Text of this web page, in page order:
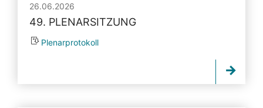
26.06.2026
49. PLENARSITZUNG
Plenarprotokoll